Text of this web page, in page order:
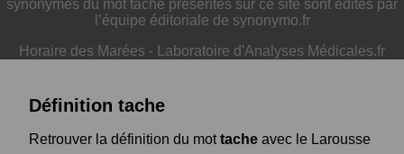
synonymes du mot tache présentés sur ce site sont édités par
l’équipe éditoriale de synonymo.fr
Horaire des Marées - Laboratoire d'Analyses Médicales.fr
Définition tache
Retrouver la définition du mottache avec le Larousse